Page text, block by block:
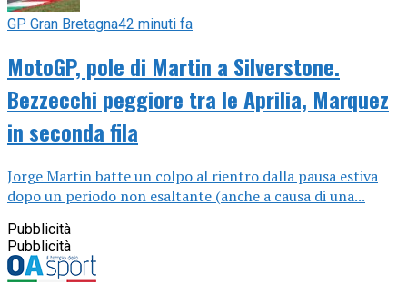
GP Gran Bretagna42 minuti fa
MotoGP, pole di Martin a Silverstone.
Bezzecchi peggiore tra le Aprilia, Marquez
in seconda fila
Jorge Martin batte un colpo al rientro dalla pausa estiva
dopo un periodo non esaltante (anche a causa di una...
Pubblicità
Pubblicità